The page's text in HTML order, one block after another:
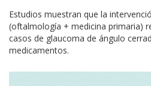
Estudios muestran que la
(oftalmología + medicina primaria)
casos de glaucoma de ángulo
medicamentos.